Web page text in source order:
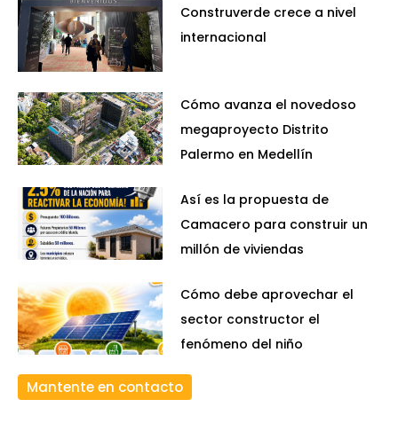
Construverde crece a nivel
internacional
Cómo avanza el novedoso
megaproyecto Distrito
Palermo en Medellín
Así es la propuesta de
Camacero para construir un
millón de viviendas
Cómo debe aprovechar el
sector constructor el
fenómeno del niño
Mantente en contacto